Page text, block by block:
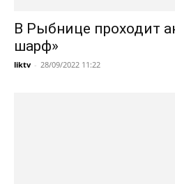
В Рыбнице проходит
шарф»
liktv - 28/09/2022 11:22